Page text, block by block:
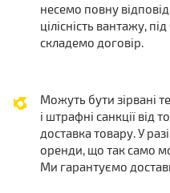
несемо повну
цілісність вантажу,
складемо договір.
Можуть бути зірвані
і штрафні санкції
доставка товару. У
оренди, що так само
Ми гарантуємо